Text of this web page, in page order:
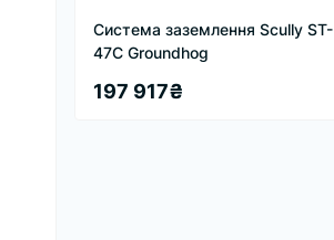
Система заземлення Scully ST-
47C Groundhog
197 917₴